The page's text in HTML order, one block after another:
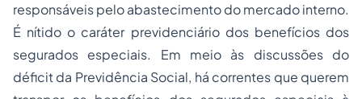
responsáveis pelo abastecimento do mercado interno.
É nítido o caráter previdenciário dos benefícios dos
segurados especiais. Em meio às discussões do
déficit da Previdência Social, há correntes que querem